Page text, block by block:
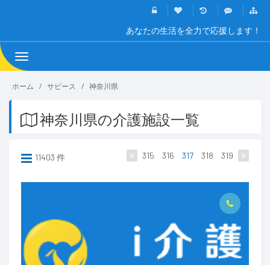
あなたの生活を全力で応援します！
Toggle
navigation
ホーム サビース 神奈川県
神奈川県の介護施設一覧
11403 件 315 316 317 318 319